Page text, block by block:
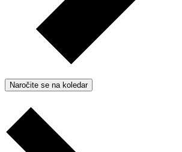
Naročite se na koledar